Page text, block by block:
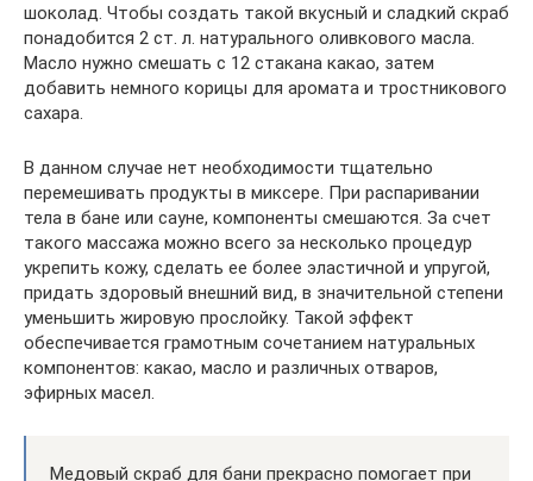
шоколад. Чтобы создать такой вкусный и сладкий скраб
понадобится 2 ст. л. натурального оливкового масла.
Масло нужно смешать с 12 стакана какао, затем
добавить немного корицы для аромата и тростникового
сахара.
В данном случае нет необходимости тщательно
перемешивать продукты в миксере. При распаривании
тела в бане или сауне, компоненты смешаются. За счет
такого массажа можно всего за несколько процедур
укрепить кожу, сделать ее более эластичной и упругой,
придать здоровый внешний вид, в значительной степени
уменьшить жировую прослойку. Такой эффект
обеспечивается грамотным сочетанием натуральных
компонентов: какао, масло и различных отваров,
эфирных масел.
Медовый скраб для бани прекрасно помогает при